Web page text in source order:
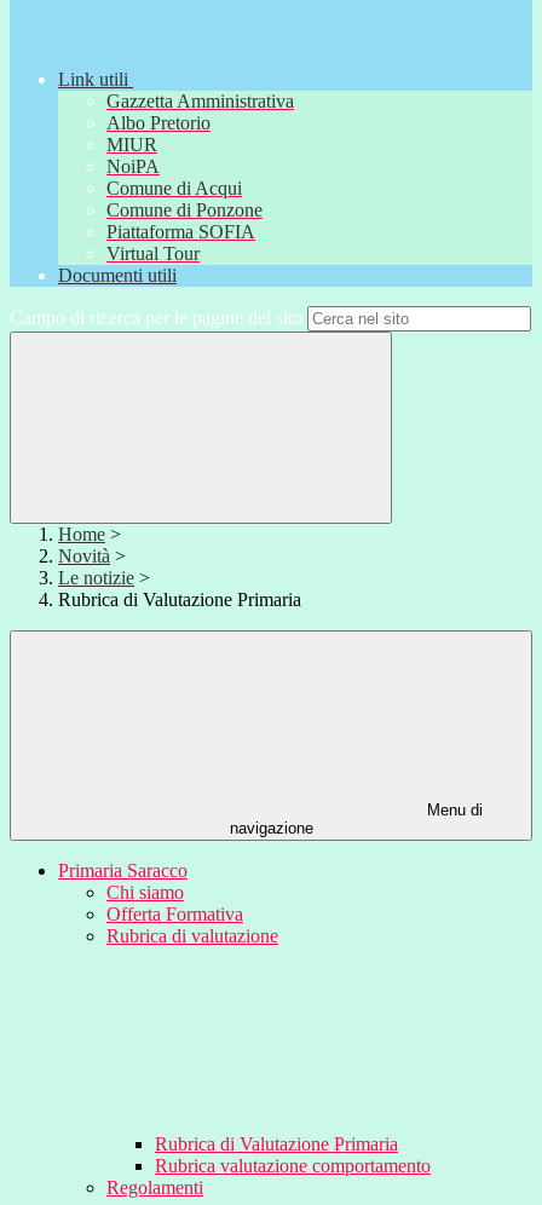
Link utili
Gazzetta Amministrativa
Albo Pretorio
MIUR
NoiPA
Comune di Acqui
Comune di Ponzone
Piattaforma SOFIA
Virtual Tour
Documenti utili
Campo di ricerca per le pagine del sito
Home >
Novità >
Le notizie >
Rubrica di Valutazione Primaria
Menu di
navigazione
Primaria Saracco
Chi siamo
Offerta Formativa
Rubrica di valutazione
Rubrica di Valutazione Primaria
Rubrica valutazione comportamento
Regolamenti